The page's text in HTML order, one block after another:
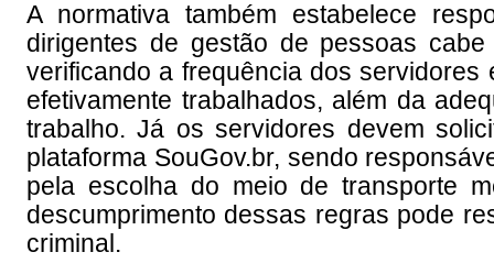
A normativa também estabelece
dirigentes de gestão de pessoas
verificando a frequência dos
efetivamente trabalhados, além da
trabalho. Já os servidores devem
plataforma SouGov.br, sendo
pela escolha do meio de transporte
descumprimento dessas regras pode
criminal.